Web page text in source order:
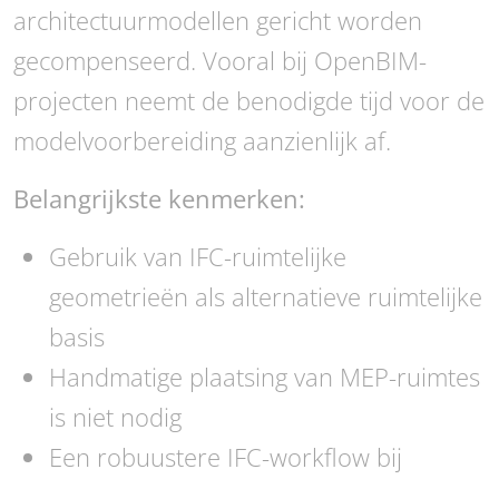
architectuurmodellen gericht worden
gecompenseerd. Vooral bij OpenBIM-
projecten neemt de benodigde tijd voor de
modelvoorbereiding aanzienlijk af.
Belangrijkste kenmerken:
Gebruik van IFC-ruimtelijke
geometrieën als alternatieve ruimtelijke
basis
Handmatige plaatsing van MEP-ruimtes
is niet nodig
Een robuustere IFC-workflow bij